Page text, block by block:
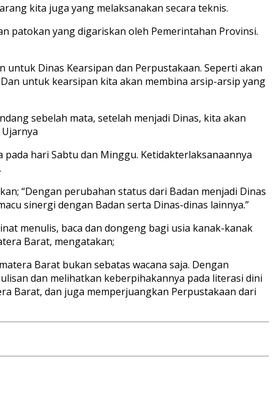
kita juga yang melaksanakan secara teknis.
patokan yang digariskan oleh Pemerintahan Provinsi.
Dinas Kearsipan dan Perpustakaan. Seperti akan
untuk kearsipan kita akan membina arsip-arsip yang
sebelah mata, setelah menjadi Dinas, kita akan
hari Sabtu dan Minggu. Ketidakterlaksanaannya
“Dengan perubahan status dari Badan menjadi Dinas
sinergi dengan Badan serta Dinas-dinas lainnya.”
menulis, baca dan dongeng bagi usia kanak-kanak
Barat, mengatakan;
Barat bukan sebatas wacana saja. Dengan
dan melihatkan keberpihakannya pada literasi dini
Barat, dan juga memperjuangkan Perpustakaan dari